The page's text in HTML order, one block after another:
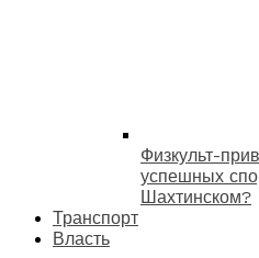
Физкульт-
успешных
Шахтинском?
Транспорт
Власть